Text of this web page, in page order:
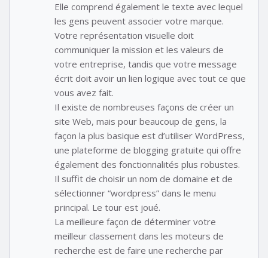
Elle comprend également le texte avec lequel
les gens peuvent associer votre marque.
Votre représentation visuelle doit
communiquer la mission et les valeurs de
votre entreprise, tandis que votre message
écrit doit avoir un lien logique avec tout ce que
vous avez fait.
Il existe de nombreuses façons de créer un
site Web, mais pour beaucoup de gens, la
façon la plus basique est d’utiliser WordPress,
une plateforme de blogging gratuite qui offre
également des fonctionnalités plus robustes.
Il suffit de choisir un nom de domaine et de
sélectionner “wordpress” dans le menu
principal. Le tour est joué.
La meilleure façon de déterminer votre
meilleur classement dans les moteurs de
recherche est de faire une recherche par